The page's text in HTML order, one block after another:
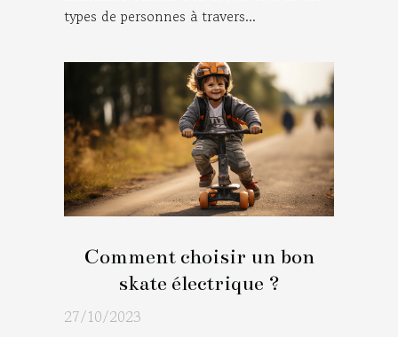
types de personnes à travers...
Comment choisir un bon
skate électrique ?
27/10/2023